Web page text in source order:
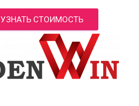
УЗНАТЬ СТОИМОСТЬ